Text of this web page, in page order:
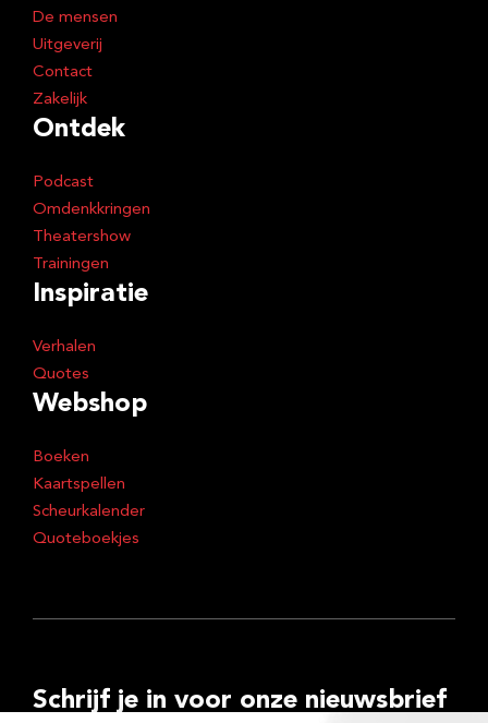
De mensen
Uitgeverij
Contact
Zakelijk
Ontdek
Podcast
Omdenkkringen
Theatershow
Trainingen
Inspiratie
Verhalen
Quotes
Webshop
Boeken
Kaartspellen
Scheurkalender
Quoteboekjes
Schrijf je in voor onze nieuwsbrief